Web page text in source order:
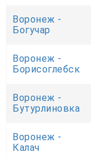
Воронеж -
Богучар
Воронеж -
Борисоглебск
Воронеж -
Бутурлиновка
Воронеж -
Калач